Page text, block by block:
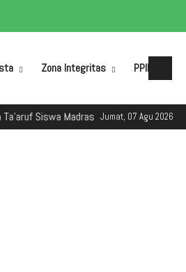
Zona Integritas PPID
Jumat, 07 Agu 2026
Madrasah (MATSAMA) Tahun Ajaran